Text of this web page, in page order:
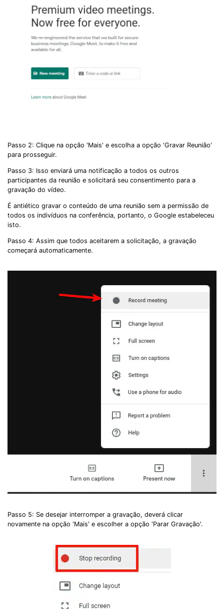
Passo 2: Clique na opção 'Mais' e escolha a opção 'Gravar Reunião'
para prosseguir.
Passo 3: Isso enviará uma notificação a todos os outros
participantes da reunião e solicitará seu consentimento para a
gravação do vídeo.
É antiético gravar o conteúdo de uma reunião sem a permissão de
todos os indivíduos na conferência, portanto, o Google estabeleceu
isto.
Passo 4: Assim que todos aceitarem a solicitação, a gravação
começará automaticamente.
Passo 5: Se desejar interromper a gravação, deverá clicar
novamente na opção 'Mais' e escolher a opção 'Parar Gravação'.